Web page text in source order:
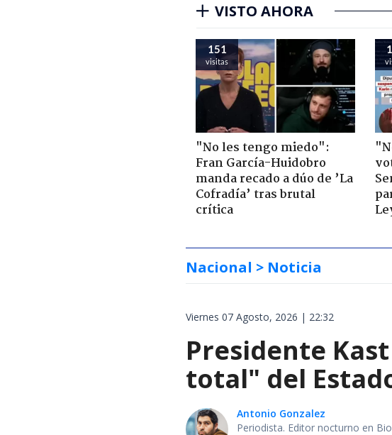
VISTO AHORA
151
visitas
"No les tengo miedo":
Fran García-Huidobro
manda recado a dúo de ’La
Cofradía’ tras brutal
crítica
Nacional > Noticia
Viernes 07 Agosto, 2026 | 22:32
Presidente
total" del
Antonio Gonzalez
Periodista. Editor nocturno en